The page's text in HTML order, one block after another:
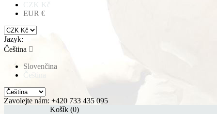
CZK Kč
EUR €
Jazyk:
Čeština 
Slovenčina
Čeština
Zavolejte nám: +420 733 435 095
Košík (0)